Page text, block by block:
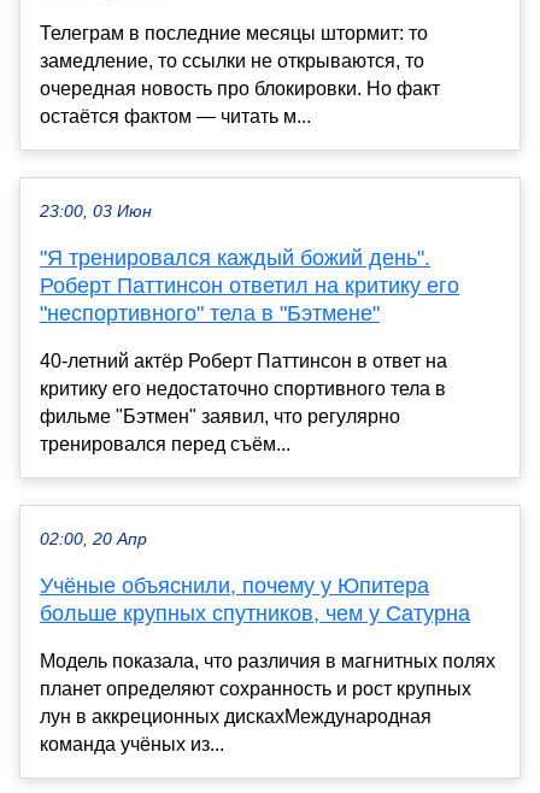
Телеграм в последние месяцы штормит: то
замедление, то ссылки не открываются, то
очередная новость про блокировки. Но факт
остаётся фактом — читать м...
23:00, 03 Июн
"Я тренировался каждый божий день".
Роберт Паттинсон ответил на критику его
"неспортивного" тела в "Бэтмене"
40-летний актёр Роберт Паттинсон в ответ на
критику его недостаточно спортивного тела в
фильме "Бэтмен" заявил, что регулярно
тренировался перед съём...
02:00, 20 Апр
Учёные объяснили, почему у Юпитера
больше крупных спутников, чем у Сатурна
Модель показала, что различия в магнитных полях
планет определяют сохранность и рост крупных
лун в аккреционных дискахМеждународная
команда учёных из...